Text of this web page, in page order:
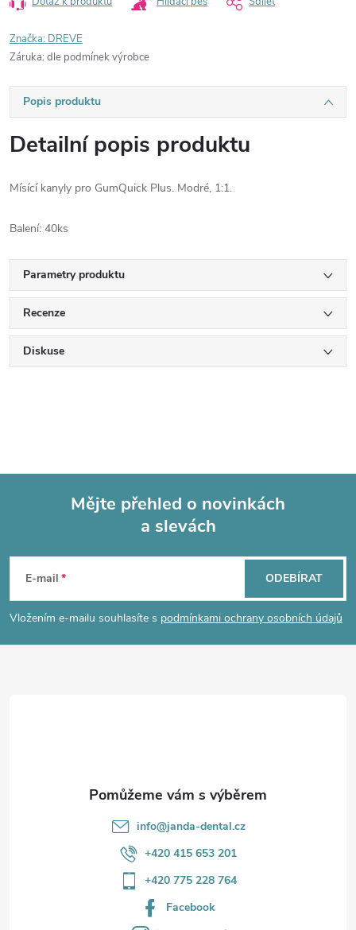
Značka: DREVE
Záruka: dle podmínek výrobce
Popis produktu
Detailní popis produktu
Mísící kanyly pro GumQuick Plus. Modré, 1:1.
Balení: 40ks
Parametry produktu
Recenze
Diskuse
p
a
Mějte přehled o novinkách
a slevách
E-mail
Vložením e-mailu souhlasíte s podmínkami ochrany osobních údajů
ODEBÍRAT
info@janda-dental.cz
+420 415 653 201
+420 775 228 764
Facebook